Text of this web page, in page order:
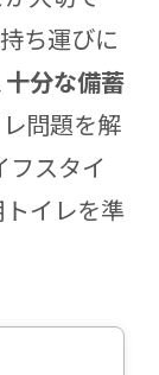
ち運びに
十分な備蓄
問題を解
フスタイ
トイレを準